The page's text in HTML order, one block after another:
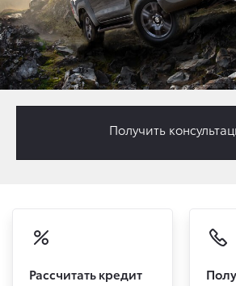
Рассчитать кредит